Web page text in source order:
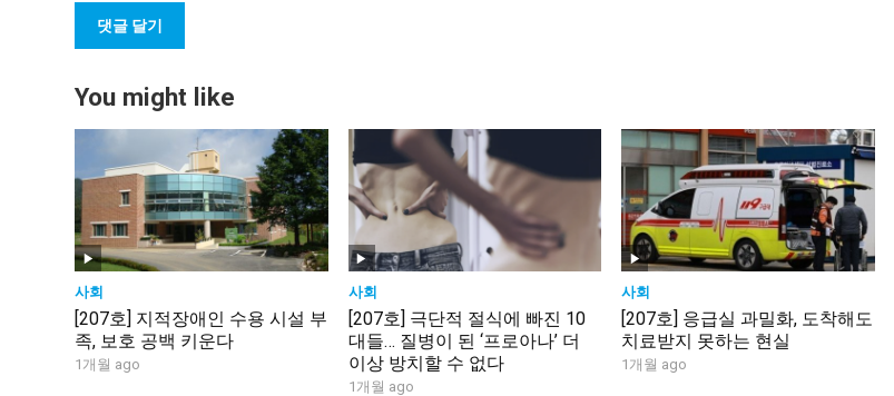
You might like
사회
[207호] 지적장애인 수용 시설 부
족, 보호 공백 키운다
1개월 ago
사회
[207호] 극단적 절식에 빠진 10
대들… 질병이 된 ‘프로아나’ 더
이상 방치할 수 없다
1개월 ago
사회
[207호] 응급실 과밀화, 도착해도
치료받지 못하는 현실
1개월 ago